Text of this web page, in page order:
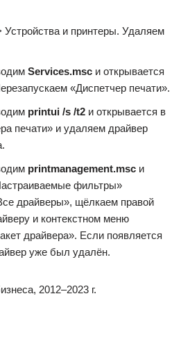
Устройства и принтеры. Удаляем
Services.msc и открывается
«Диспетчер печати».
printui /s /t2 и открывается в
печати» и удаляем драйвер
printmanagement.msc и
фильтры»
драйверы», щёлкаем правой
и контекстном меню
драйвера». Если появляется
уже был удалён.
2012–2023 г.